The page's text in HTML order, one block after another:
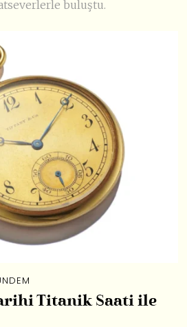
buluştu.
Titanik Saati ile